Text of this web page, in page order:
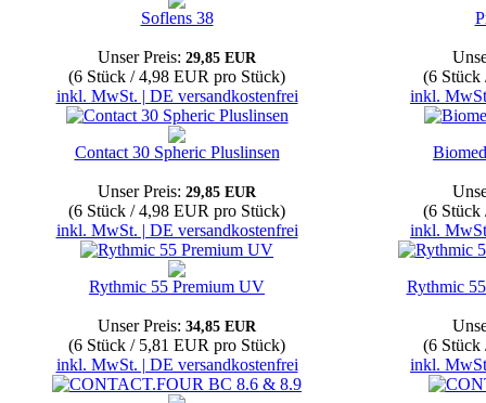
Soflens 38
Unser Preis: 29,85 EUR
(6 Stück / 4,98 EUR pro Stück)
inkl. MwSt. | DE versandkostenfrei
(6 Stück
inkl.
Contact 30 Spheric Pluslinsen
Unser Preis: 29,85 EUR
(6 Stück / 4,98 EUR pro Stück)
inkl. MwSt. | DE versandkostenfrei
(6 Stück
inkl.
Rythmic 55 Premium UV
Unser Preis: 34,85 EUR
(6 Stück / 5,81 EUR pro Stück)
inkl. MwSt. | DE versandkostenfrei
Rythmic
(6 Stück
inkl.